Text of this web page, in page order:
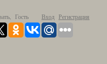
Гость Вход Регистрация